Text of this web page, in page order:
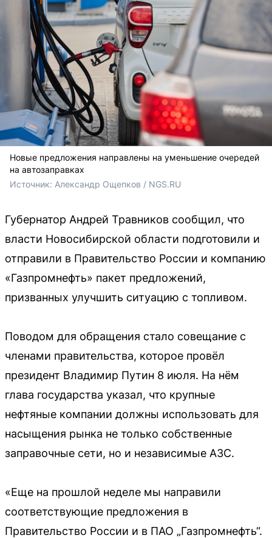
Новые предложения направлены на уменьшение очередей
на автозаправках
Источник: Александр Ощепков / NGS.RU
Губернатор Андрей Травников сообщил, что
власти Новосибирской области подготовили и
отправили в Правительство России и компанию
«Газпромнефть» пакет предложений,
призванных улучшить ситуацию с топливом.
Поводом для обращения стало совещание с
членами правительства, которое провёл
президент Владимир Путин 8 июля. На нём
глава государства указал, что крупные
нефтяные компании должны использовать для
насыщения рынка не только собственные
заправочные сети, но и независимые АЗС.
«Еще на прошлой неделе мы направили
соответствующие предложения в
Правительство России и в ПАО „Газпромнефть“.